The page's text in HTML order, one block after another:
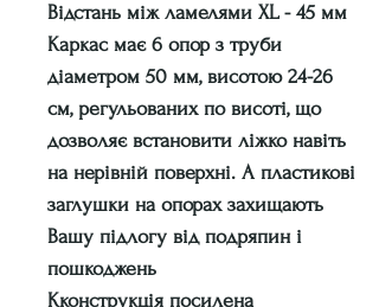
Відстань між ламелями XL - 45 мм
Каркас має 6 опор з труби
діаметром 50 мм, висотою 24-26
см, регульованих по висоті, що
дозволяє встановити ліжко навіть
на нерівній поверхні. А пластикові
заглушки на опорах захищають
Вашу підлогу від подряпин і
пошкоджень
Кконструкція посилена